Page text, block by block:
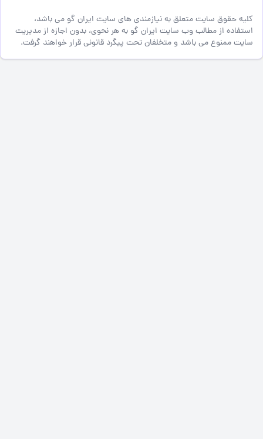
سایت متعلق به نیازمندی های سایت ایران گو می باشد،
از مطالب وب سایت ایران گو به هر نحوی، بدون اجازه از مدیریت
می باشد و متخلفان تحت پیگرد قانونی قرار خواهند گرفت.